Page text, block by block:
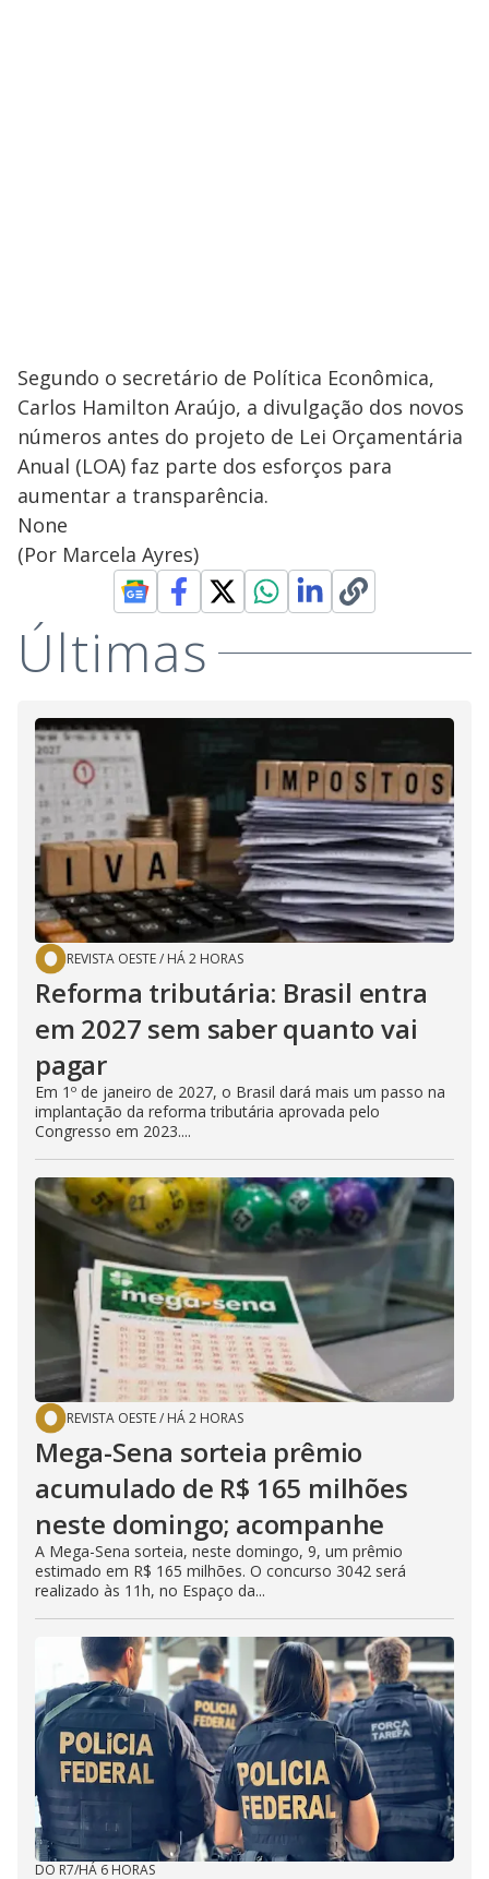
Segundo o secretário de Política Econômica,
Carlos Hamilton Araújo, a divulgação dos novos
números antes do projeto de Lei Orçamentária
Anual (LOA) faz parte dos esforços para
aumentar a transparência.
None
(Por Marcela Ayres)
Últimas
REVISTA OESTE/ HÁ 2 HORAS
Reforma tributária: Brasil entra
em 2027 sem saber quanto vai
pagar
Em 1º de janeiro de 2027, o Brasil dará mais um passo na
implantação da reforma tributária aprovada pelo
Congresso em 2023....
REVISTA OESTE/ HÁ 2 HORAS
Mega-Sena sorteia prêmio
acumulado de R$ 165 milhões
neste domingo; acompanhe
A Mega-Sena sorteia, neste domingo, 9, um prêmio
estimado em R$ 165 milhões. O concurso 3042 será
realizado às 11h, no Espaço da...
DO R7/HÁ 6 HORAS